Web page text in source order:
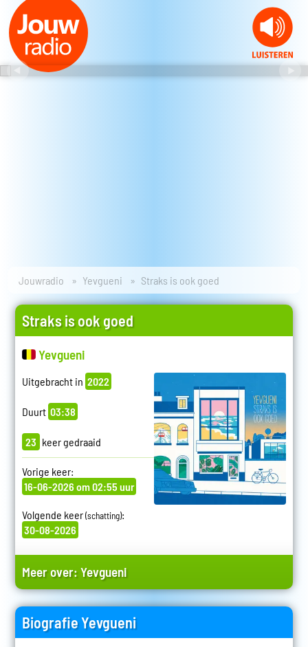
Jouwradio Yevgueni Straks is ook goed
Straks is ook goed
Yevgueni
Uitgebracht in 2022
Duurt 03:38
23 keer gedraaid
Vorige keer:
16-06-2026 om 02:55 uur
Volgende keer(schatting):
30-08-2026
Meer over:Yevgueni
Biografie Yevgueni